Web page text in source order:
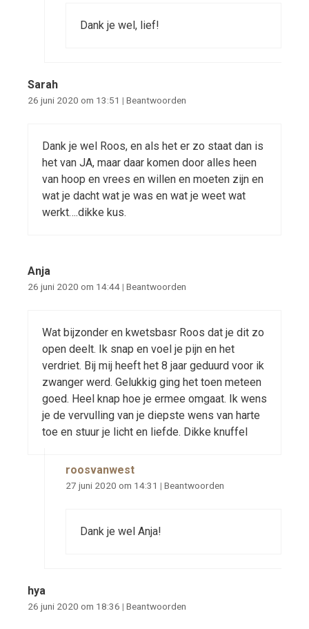
Dank je wel, lief!
Sarah
26 juni 2020 om 13:51 | Beantwoorden
Dank je wel Roos, en als het er zo staat dan is
het van JA, maar daar komen door alles heen
van hoop en vrees en willen en moeten zijn en
wat je dacht wat je was en wat je weet wat
werkt….dikke kus.
Anja
26 juni 2020 om 14:44| Beantwoorden
Wat bijzonder en kwetsbasr Roos dat je dit zo
open deelt. Ik snap en voel je pijn en het
verdriet. Bij mij heeft het 8 jaar geduurd voor ik
zwanger werd. Gelukkig ging het toen meteen
goed. Heel knap hoe je ermee omgaat. Ik wens
je de vervulling van je diepste wens van harte
toe en stuur je licht en liefde. Dikke knuffel
roosvanwest
27 juni 2020 om 14:31 | Beantwoorden
Dank je wel Anja!
hya
26 juni 2020 om 18:36 | Beantwoorden